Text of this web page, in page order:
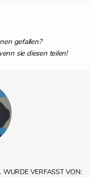
gefallen?
sie diesen teilen!
WURDE VERFASST VON: